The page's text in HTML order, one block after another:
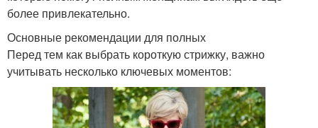
более привлекательно.
Основные рекомендации для полных
Перед тем как выбрать короткую стрижку, важно
учитывать несколько ключевых моментов: